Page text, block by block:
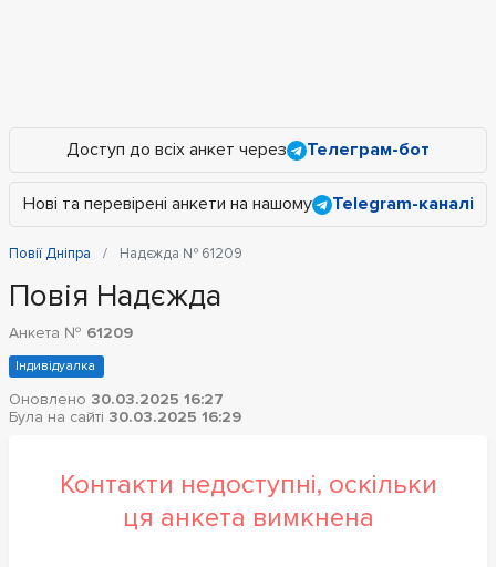
Доступ до всіх анкет через Телеграм-бот
Нові та перевірені анкети на нашому Telegram-каналі
Повії Дніпра Надєжда № 61209
Повія Надєжда
Анкета № 61209
Індивідуалка
Оновлено 30.03.2025 16:27
Була на сайті 30.03.2025 16:29
Контакти недоступні, оскільки
ця анкета вимкнена